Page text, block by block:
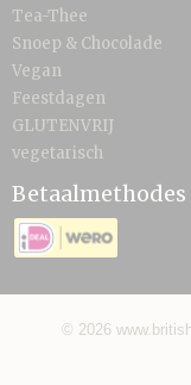
Tea-Thee
Snoep & Chocolade
Vegan
Feestdagen
GLUTENVRIJ
vegetarisch
Betaalmethodes
© 2026